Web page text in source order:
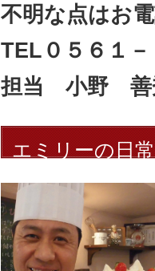
不明な点はお
TEL０５６１
担当 小野 善
エミリーの日